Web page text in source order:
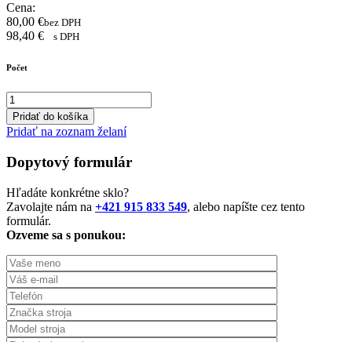
Cena:
80,00 €bez DPH
98,40 € s DPH
Počet
Pridať do košíka
Pridať na zoznam želaní
Dopytový formulár
Hľadáte konkrétne sklo?
Zavolajte nám na +421 915 833 549, alebo napíšte cez tento
formulár.
Ozveme sa s ponukou: